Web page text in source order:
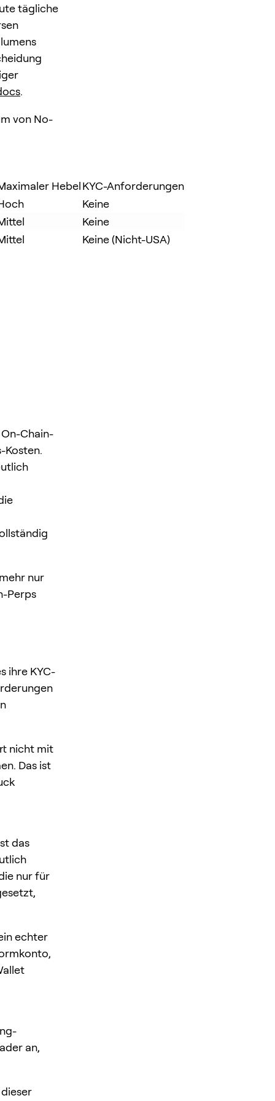
tägliche
.
von No-
HebelKYC-Anforderungen
Keine
Keine
Keine (Nicht-USA)
Chain-
Kosten.
nur
Perps
ihre KYC-
nicht mit
Das ist
das
nur für
echter
an,